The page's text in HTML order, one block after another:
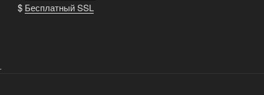
$ Бесплатный SSL
.